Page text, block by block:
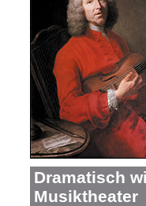
Dramatisch
Musiktheater